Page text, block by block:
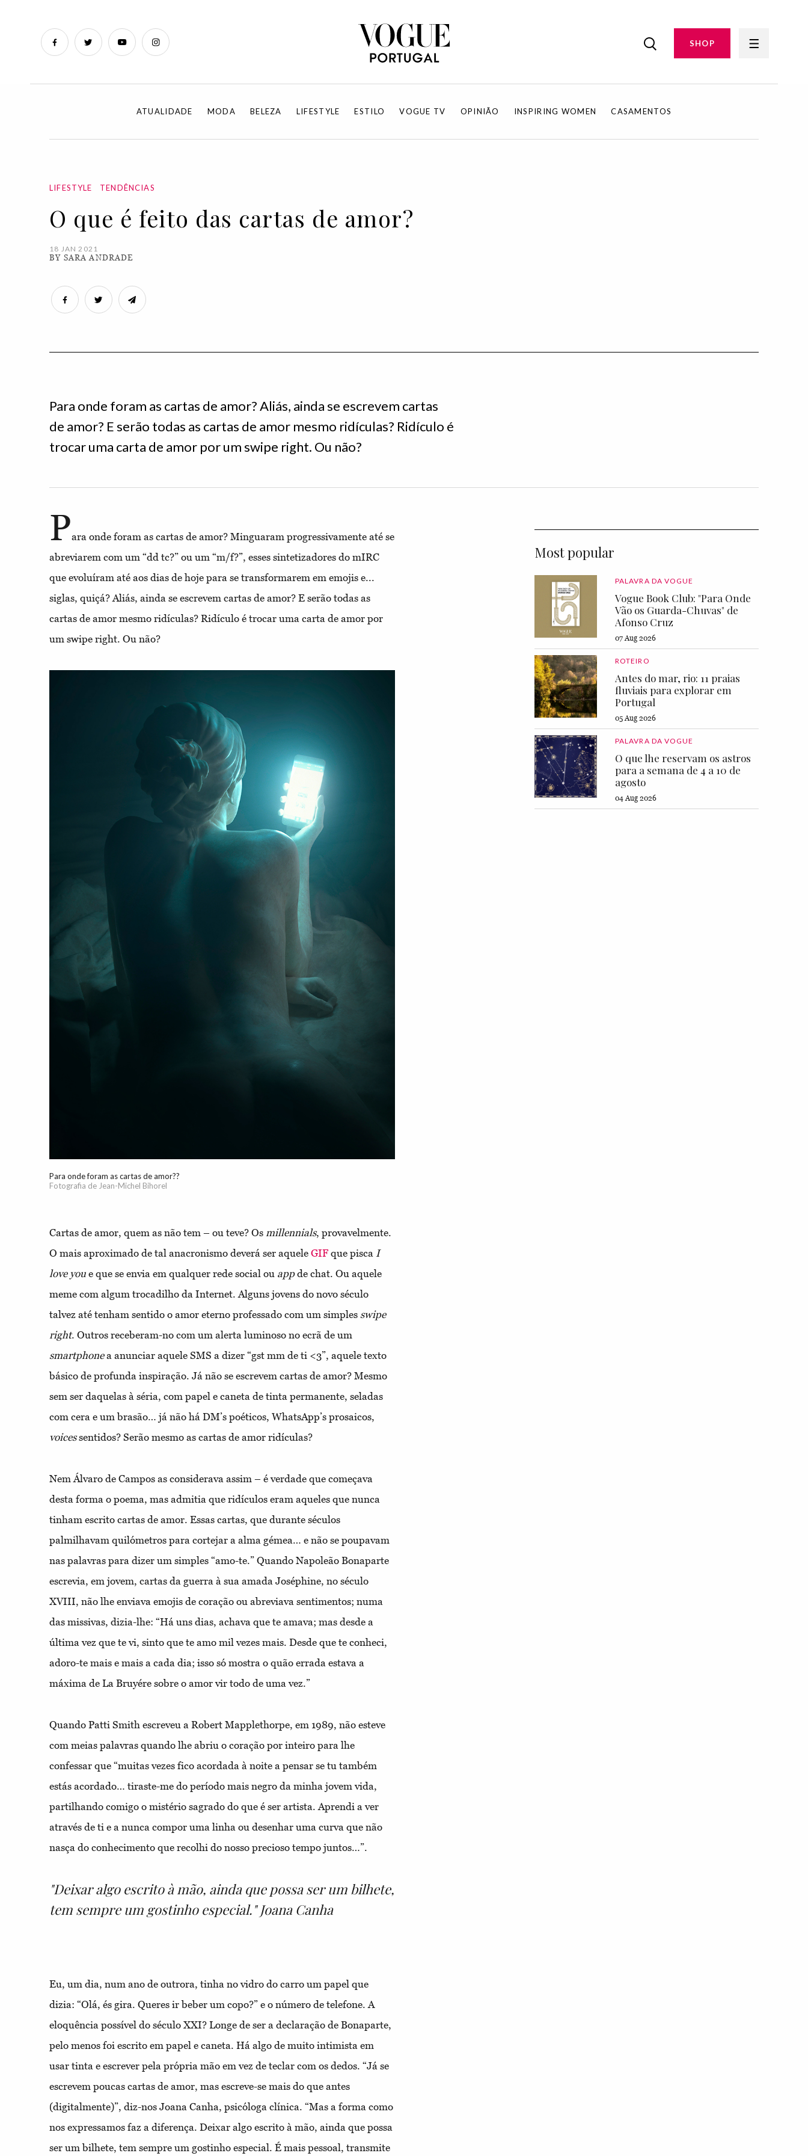
SHOP
ATUALIDADE MODA BELEZA LIFESTYLE ESTILO VOGUE TV OPINIÃO INSPIRING WOMEN CASAMENTOS
LIFESTYLE TENDÊNCIAS
O que é feito das cartas de amor?
18 JAN 2021
BY SARA ANDRADE
Para onde foram as cartas de amor? Aliás, ainda se escrevem cartas
de amor? E serão todas as cartas de amor mesmo ridículas? Ridículo é
trocar uma carta de amor por um swipe right. Ou não?
Para onde foram as cartas de amor? Minguaram progressivamente até se
abreviarem com um “dd tc?” ou um “m/f?”, esses sintetizadores do mIRC
que evoluíram até aos dias de hoje para se transformarem em emojis e...
siglas, quiçá? Aliás, ainda se escrevem cartas de amor? E serão todas as
cartas de amor mesmo ridículas? Ridículo é trocar uma carta de amor por
um swipe right. Ou não?
Para onde foram as cartas de amor??
Fotografia de Jean-Michel Bihorel
Cartas de amor, quem as não tem – ou teve? Os millennials, provavelmente.
O mais aproximado de tal anacronismo deverá ser aquele GIF que pisca I
love you e que se envia em qualquer rede social ou appde chat. Ou aquele
meme com algum trocadilho da Internet. Alguns jovens do novo século
talvez até tenham sentido o amor eterno professado com um simples swipe
right. Outros receberam-no com um alerta luminoso no ecrã de um
smartphonea anunciar aquele SMS a dizer “gst mm de ti <3”, aquele texto
básico de profunda inspiração. Já não se escrevem cartas de amor? Mesmo
sem ser daquelas à séria, com papel e caneta de tinta permanente, seladas
com cera e um brasão… já não há DM’s poéticos, WhatsApp’s prosaicos,
voicessentidos? Serão mesmo as cartas de amor ridículas?
Nem Álvaro de Campos as considerava assim – é verdade que começava
desta forma o poema, mas admitia que ridículos eram aqueles que nunca
tinham escrito cartas de amor. Essas cartas, que durante séculos
palmilhavam quilómetros para cortejar a alma gémea… e não se poupavam
nas palavras para dizer um simples “amo-te.” Quando Napoleão Bonaparte
escrevia, em jovem, cartas da guerra à sua amada Joséphine, no século
XVIII, não lhe enviava emojis de coração ou abreviava sentimentos; numa
das missivas, dizia-lhe: “Há uns dias, achava que te amava; mas desde a
última vez que te vi, sinto que te amo mil vezes mais. Desde que te conheci,
adoro-te mais e mais a cada dia; isso só mostra o quão errada estava a
máxima de La Bruyére sobre o amor vir todo de uma vez.”
Quando Patti Smith escreveu a Robert Mapplethorpe, em 1989, não esteve
com meias palavras quando lhe abriu o coração por inteiro para lhe
confessar que “muitas vezes fico acordada à noite a pensar se tu também
estás acordado… tiraste-me do período mais negro da minha jovem vida,
partilhando comigo o mistério sagrado do que é ser artista. Aprendi a ver
através de ti e a nunca compor uma linha ou desenhar uma curva que não
nasça do conhecimento que recolhi do nosso precioso tempo juntos…”.
"Deixar algo escrito à mão, ainda que possa ser um bilhete,
tem sempre um gostinho especial." Joana Canha
Eu, um dia, num ano de outrora, tinha no vidro do carro um papel que
dizia: “Olá, és gira. Queres ir beber um copo?” e o número de telefone. A
eloquência possível do século XXI? Longe de ser a declaração de Bonaparte,
pelo menos foi escrito em papel e caneta. Há algo de muito intimista em
usar tinta e escrever pela própria mão em vez de teclar com os dedos. “Já se
escrevem poucas cartas de amor, mas escreve-se mais do que antes
(digitalmente)”, diz-nos Joana Canha, psicóloga clínica. “Mas a forma como
nos expressamos faz a diferença. Deixar algo escrito à mão, ainda que possa
ser um bilhete, tem sempre um gostinho especial. É mais pessoal, transmite
Most popular
PALAVRA DA VOGUE
Vogue Book Club: "Para Onde
Vão os Guarda-Chuvas" de
Afonso Cruz
07 Aug 2026
ROTEIRO
Antes do mar, rio: 11 praias
fluviais para explorar em
Portugal
05 Aug 2026
PALAVRA DA VOGUE
O que lhe reservam os astros
para a semana de 4 a 10 de
agosto
04 Aug 2026